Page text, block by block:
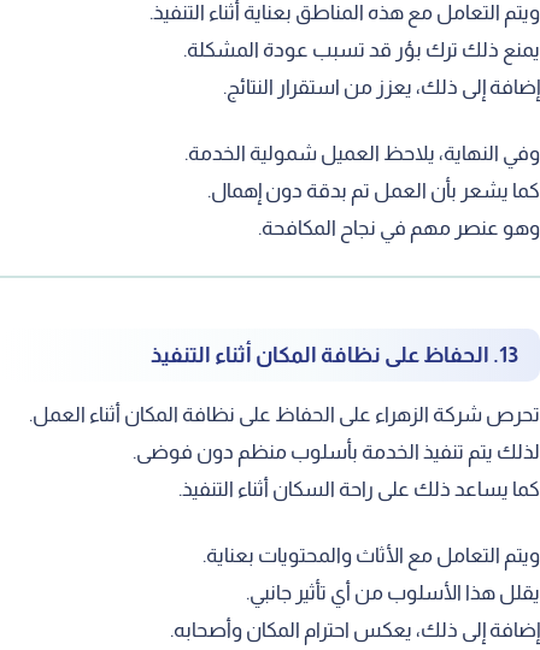
التعامل مع هذه المناطق بعناية أثناء التنفيذ.
ذلك ترك بؤر قد تسبب عودة المشكلة.
إلى ذلك، يعزز من استقرار النتائج.
النهاية، يلاحظ العميل شمولية الخدمة.
يشعر بأن العمل تم بدقة دون إهمال.
عنصر مهم في نجاح المكافحة.
13. الحفاظ على نظافة المكان أثناء التنفيذ
شركة الزهراء على الحفاظ على نظافة المكان أثناء العمل.
يتم تنفيذ الخدمة بأسلوب منظم دون فوضى.
يساعد ذلك على راحة السكان أثناء التنفيذ.
التعامل مع الأثاث والمحتويات بعناية.
هذا الأسلوب من أي تأثير جانبي.
إلى ذلك، يعكس احترام المكان وأصحابه.